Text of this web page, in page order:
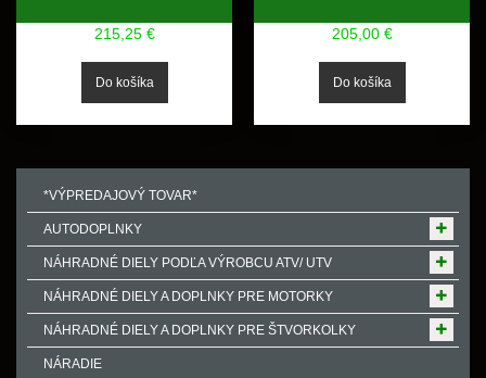
215,25 € 205,00 €
*VÝPREDAJOVÝ TOVAR*
AUTODOPLNKY
NÁHRADNÉ DIELY PODĽA VÝROBCU ATV/ UTV
NÁHRADNÉ DIELY A DOPLNKY PRE MOTORKY
NÁHRADNÉ DIELY A DOPLNKY PRE ŠTVORKOLKY
NÁRADIE